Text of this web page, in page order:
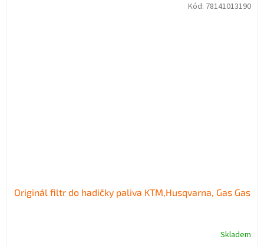
Originál filtr do hadičky paliva KTM,Husqvarna, Gas Gas
Skladem
Kód: 78141013190